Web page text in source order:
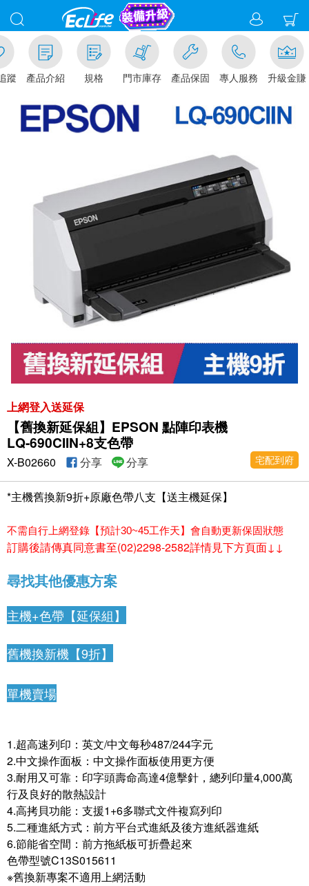
蹤 產品介紹 規格 門市庫存 產品保固 專人服務 升級金賺
上網登入送延保
【舊換新延保組】EPSON 點陣印表機
LQ-690CIIN+8支色帶
宅配到府
X-B02660 分享 分享
*主機舊換新9折+原廠色帶八支【送主機延保】
不需自行上網登錄【預計30~45工作天】會自動更新保固狀態
訂購後請傳真同意書至(02)2298-2582詳情見下方頁面↓↓
尋找其他優惠方案
主機+色帶【延保組】
舊機換新機【9折】
單機賣場
1.超高速列印：英文/中文每秒487/244字元
2.中文操作面板：中文操作面板使用更方便
3.耐用又可靠：印字頭壽命高達4億擊針，總列印量4,000萬
行及良好的散熱設計
4.高拷貝功能：支援1+6多聯式文件複寫列印
5.二種進紙方式：前方平台式進紙及後方進紙器進紙
6.節能省空間：前方拖紙板可折疊起來
色帶型號C13S015611
※舊換新專案不適用上網活動